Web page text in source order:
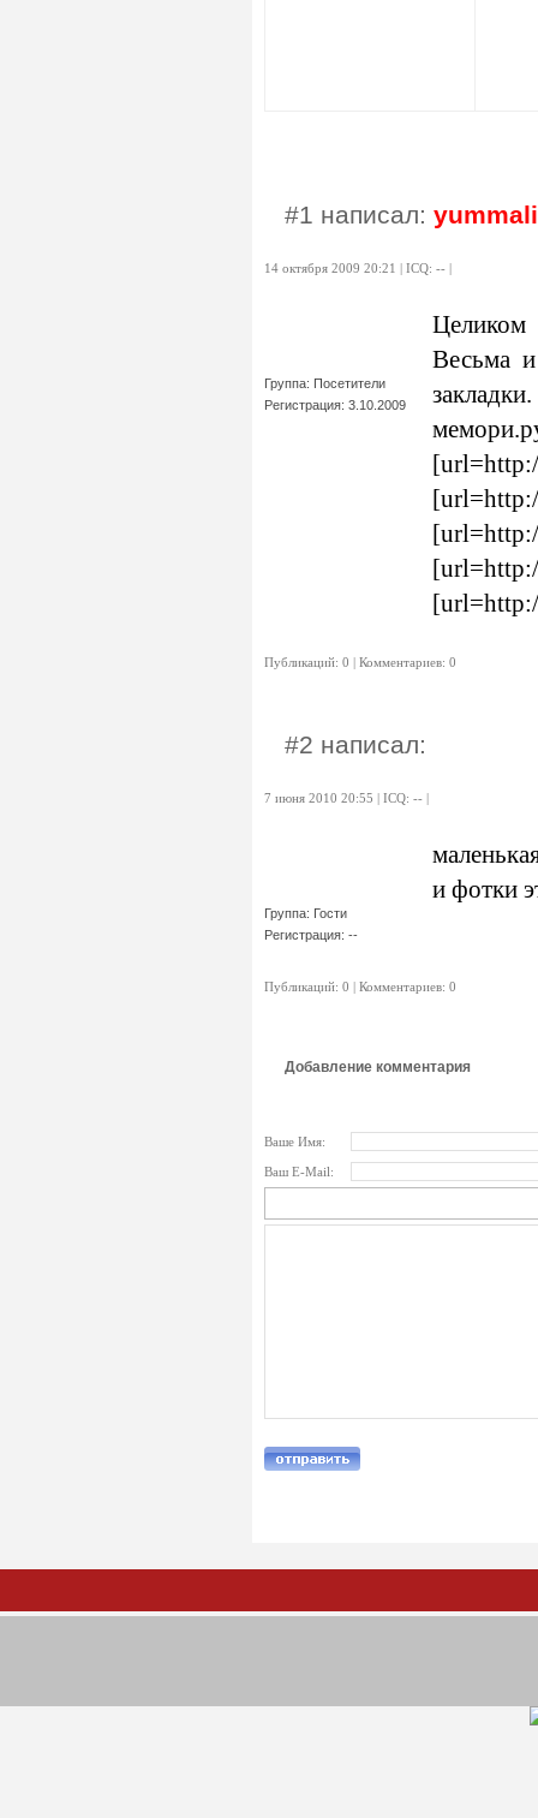
#1 написал:
14 октября 2009 20:21 | ICQ: -- |
Группа: Посетители
Регистрация: 3.10.2009
Весьма
Публикаций: 0 | Комментариев: 0
#2 написал:
7 июня 2010 20:55 | ICQ: -- |
Группа: Гости
Регистрация: --
и фотки
Публикаций: 0 | Комментариев: 0
Добавление комментария
Ваше Имя:
Ваш E-Mail: